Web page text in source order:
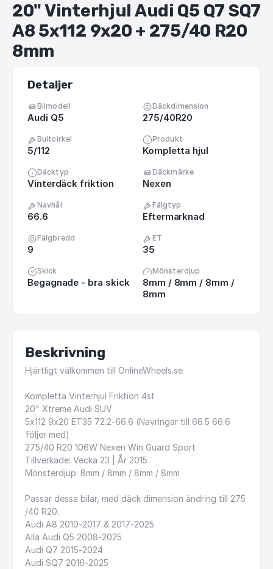
20"Vinterhjul Audi Q5 Q7 SQ7
A8 5x112 9x20 + 275​/​40 R20
8mm
Detaljer
Bilmodell
Audi Q5
Däckdimension
275/40R20
Bultcirkel
5/112
Produkt
Kompletta hjul
Däcktyp
Vinterdäck friktion
Däckmärke
Nexen
Navhål
66.6
Fälgtyp
Eftermarknad
Fälgbredd
9
ET
35
Skick
Begagnade - bra skick
Mönsterdjup
8mm / 8mm / 8mm /
8mm
Beskrivning
Hjärtligt välkommen till OnlineWheels.se
Kompletta Vinterhjul Friktion 4st
20" Xtreme Audi SUV
5x112 9x20 ET35 72.2-66.6 (Navringar till 66.5 66.6
följer med)
275​/​40 R20 106W Nexen Win Guard Sport
Tillverkade: Vecka 23 År 2015
Mönsterdjup: 8mm ​/​ 8mm ​/​ 8mm ​/​ 8mm
Passar dessa bilar, med däck dimension ändring till 275
/​40 R20.
Audi A8 2010-2017 & 2017-2025
Alla Audi Q5 2008-2025
Audi Q7 2015-2024
Audi SQ7 2016-2025